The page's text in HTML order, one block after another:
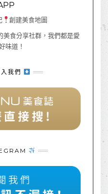
創建美食地圖
美食分享社群，我們都是愛
味道！
我們